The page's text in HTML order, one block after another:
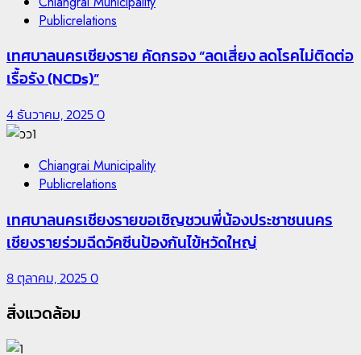
Publicrelations
เทศบาลนครเชียงราย คัดกรอง “ลดเสี่ยง ลดโรคไม่ติดต่อ
เรื้อรัง (NCDs)”
4 ธันวาคม, 20250
Chiangrai Municipality
Publicrelations
เทศบาลนครเชียงรายขอเชิญชวนพี่น้องประชาชนนคร
เชียงรายร่วมฉีดวัคซีนป้องกันไข้หวัดใหญ่
8 ตุลาคม, 20250
สิ่งแวดล้อม